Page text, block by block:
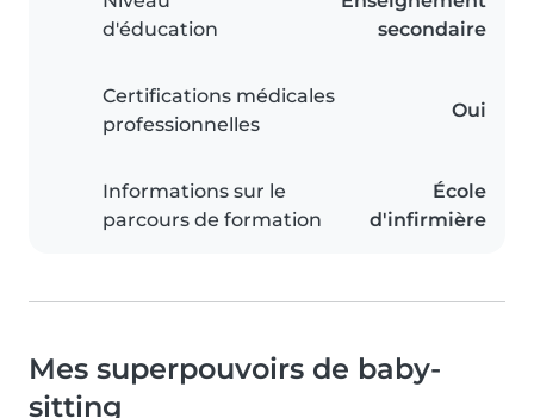
d'éducation
secondaire
Certifications médicales
professionnelles
Oui
Informations sur le
parcours de formation
École
d'infirmière
Mes superpouvoirs de baby-
sitting